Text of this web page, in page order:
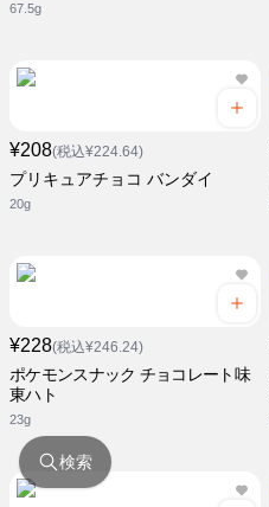
67.5g
¥208(税込¥224.64)
プリキュアチョコ バンダイ
20g
¥228(税込¥246.24)
ポケモンスナック チョコレート味
東ハト
23g
検索